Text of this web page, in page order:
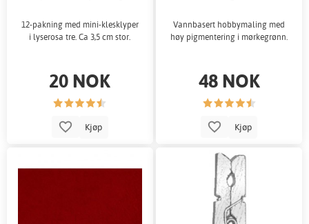
12-pakning med mini-klesklyper
i lyserosa tre. Ca 3,5 cm stor.
20 NOK
Kjøp
Vannbasert hobbymaling med
høy pigmentering i mørkegrønn.
48 NOK
Kjøp